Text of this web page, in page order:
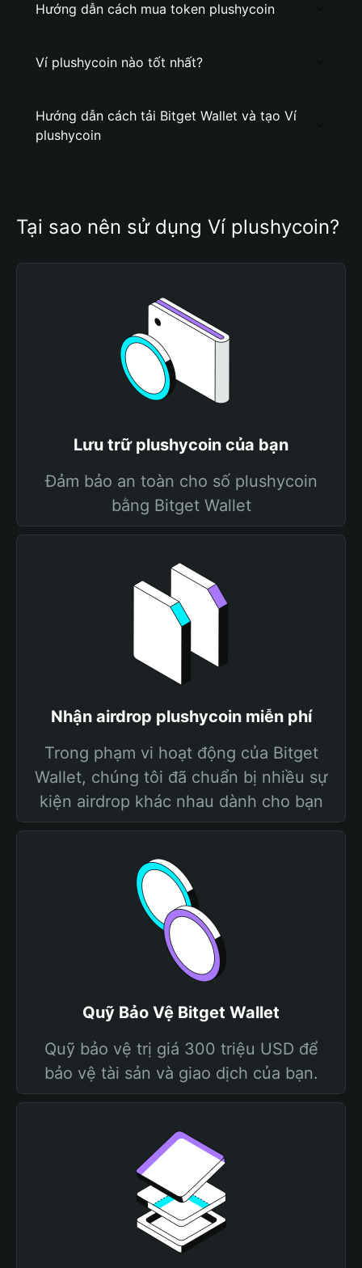
Hướng dẫn cách mua token plushycoin
Ví plushycoin nào tốt nhất?
Hướng dẫn cách tải Bitget Wallet và tạo Ví
plushycoin
Tại sao nên sử dụng Ví plushycoin?
Lưu trữ plushycoin của bạn
Đảm bảo an toàn cho số plushycoin
bằng Bitget Wallet
Nhận airdrop plushycoin miễn phí
Trong phạm vi hoạt động của Bitget
Wallet, chúng tôi đã chuẩn bị nhiều sự
kiện airdrop khác nhau dành cho bạn
Quỹ Bảo Vệ Bitget Wallet
Quỹ bảo vệ trị giá 300 triệu USD để
bảo vệ tài sản và giao dịch của bạn.